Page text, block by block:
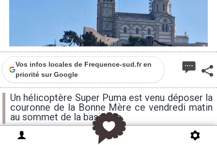
Vos infos locales de Frequence-sud.fr en
priorité sur Google
Un hélicoptère Super Puma est venu déposer la
couronne de la Bonne Mère ce vendredi matin
au sommet de la basilique.